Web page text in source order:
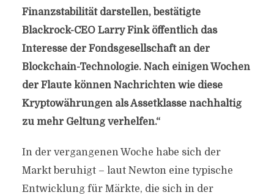
Finanzstabilität darstellen, bestätigte
Blackrock-CEO Larry Fink öffentlich das
Interesse der Fondsgesellschaft an der
Blockchain-Technologie. Nach einigen Wochen
der Flaute können Nachrichten wie diese
Kryptowährungen als Assetklasse nachhaltig
zu mehr Geltung verhelfen.“
In der vergangenen Woche habe sich der
Markt beruhigt – laut Newton eine typische
Entwicklung für Märkte, die sich in der